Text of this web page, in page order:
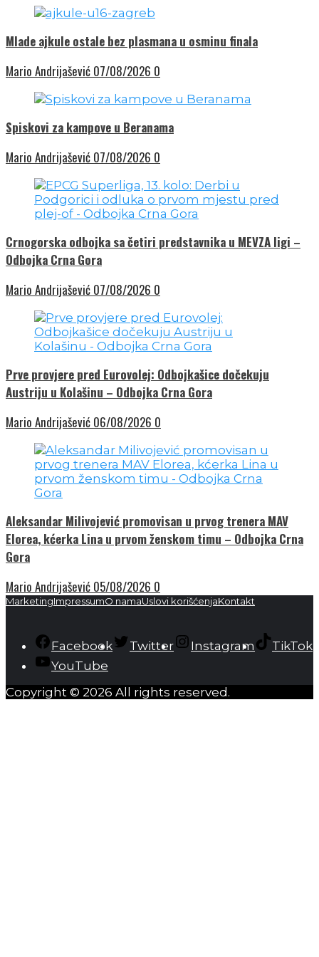
Mlade ajkule ostale bez plasmana u osminu finala
Mario Andrijašević 07/08/2026 0
Spiskovi za kampove u Beranama
Mario Andrijašević 07/08/2026 0
Crnogorska odbojka sa četiri predstavnika u MEVZA ligi –
Odbojka Crna Gora
Mario Andrijašević 07/08/2026 0
Prve provjere pred Eurovolej: Odbojkašice dočekuju
Austriju u Kolašinu – Odbojka Crna Gora
Mario Andrijašević 06/08/2026 0
Aleksandar Milivojević promovisan u prvog trenera MAV
Elorea, kćerka Lina u prvom ženskom timu – Odbojka Crna
Gora
Mario Andrijašević 05/08/2026 0
MarketingImpressumO namaUslovi korišćenjaKontakt
Facebook Twitter Instagram
TikTok
YouTube
Copyright © 2026 All rights reserved.